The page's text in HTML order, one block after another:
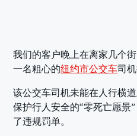
我们的客户晚上在离家几个
一名粗心的纽约市公交车司
该公交车司机未能在人行横
保护行人安全的“零死亡愿景
了违规罚单。